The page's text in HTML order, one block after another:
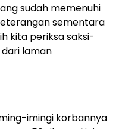
sudah memenuhi
sementara
kita periksa saksi-
dari laman
imingi korbannya